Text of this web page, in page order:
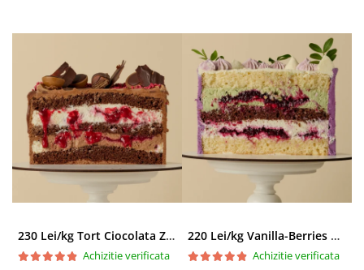
230 Lei/kg Tort Ciocolata Zmeura
Achizitie verificata
220 Lei/kg Vanilla-Berries Paradise
Achizitie verificata